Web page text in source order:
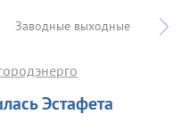
Заводные выходные
Эстафета